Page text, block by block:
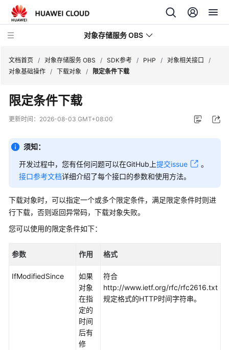
对象存储服务 OBS
最
新
动
服
务
公
产
品
介
费
文档首页 / 对象存储服务 OBS / SDK参考 / PHP / 对象相关接口
/
对象基础操作 / 下载对象 / 限定条件下载
限定条件下载
更新时间： 2026-08-03 GMT+08:00
须知：
开发过程中，您有任何问题可以在GitHub上提交issue
。
接口参考文档详细介绍了每个接口的参数和使用方法。
下载对象时，可以指定一个或多个限定条件，满足限定条件时则进
行下载，否则返回异常码，下载对象失败。
您可以使用的限定条件如下：
参数 作用 格式
IfModifiedSince
如果
对象
在指
定的
时间
后有
修
符合
http://www.ietf.org/rfc/rfc2616.txt
规定格式的HTTP时间字符串。